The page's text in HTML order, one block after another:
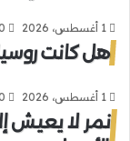
1 أغسطس، 2026
هل كانت
1 أغسطس، 2026
نمر لا يعيش